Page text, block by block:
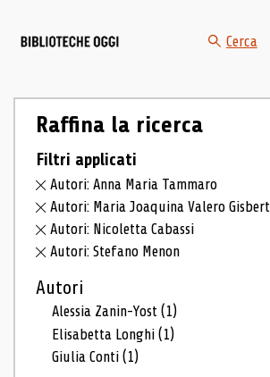
Cerca
Raffina la ricerca
Filtri applicati
Autori: Anna Maria Tammaro
Autori: Maria Joaquina Valero Gisbert
Autori: Nicoletta Cabassi
Autori: Stefano Menon
Autori
Alessia Zanin-Yost(1)
Elisabetta Longhi(1)
Giulia Conti(1)